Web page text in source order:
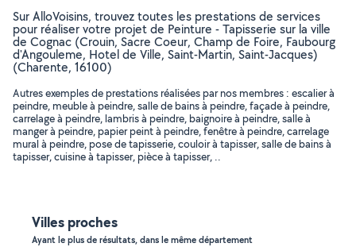
Sur AlloVoisins, trouvez toutes les prestations de services
pour réaliser votre projet de Peinture - Tapisserie sur la ville
de Cognac (Crouin, Sacre Coeur, Champ de Foire, Faubourg
d'Angouleme, Hotel de Ville, Saint-Martin, Saint-Jacques)
(Charente, 16100)
Autres exemples de prestations réalisées par nos membres : escalier à
peindre, meuble à peindre, salle de bains à peindre, façade à peindre,
carrelage à peindre, lambris à peindre, baignoire à peindre, salle à
manger à peindre, papier peint à peindre, fenêtre à peindre, carrelage
mural à peindre, pose de tapisserie, couloir à tapisser, salle de bains à
tapisser, cuisine à tapisser, pièce à tapisser, ..
Villes proches
Ayant le plus de résultats, dans le même département